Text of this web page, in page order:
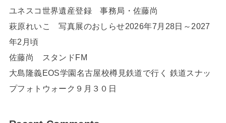
ユネスコ世界遺産登録 事務局・佐藤尚
萩原れいこ 写真展のおしらせ2026年7月28日～2027
年2月頃
佐藤尚 スタンドFM
大島隆義EOS学園名古屋校樽見鉄道で行く 鉄道スナッ
プフォトウォーク９月３０日